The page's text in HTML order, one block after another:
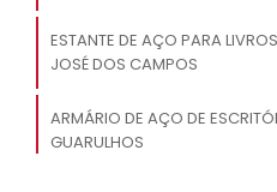
ESTANTE DE AÇO PARA
JOSÉ DOS CAMPOS
ARMÁRIO DE AÇO DE
GUARULHOS